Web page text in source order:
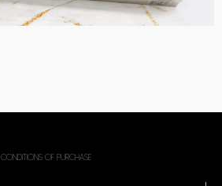
CONDITIONS OF PURCHASE